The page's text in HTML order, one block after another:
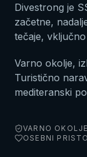
Divestrong je
začetne,
tečaje,
Varno okolje,
Turistično
mediteranski
VARNO OKOLJE
OSEBNI